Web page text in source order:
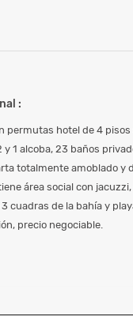
:
permutas hotel de 4
1 alcoba, 23 baños
totalmente amoblado y
área social con
cuadras de la bahía y
precio negociable.